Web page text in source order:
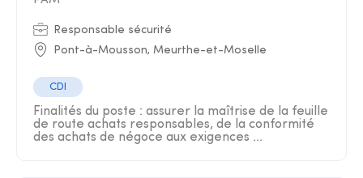
Responsable sécurité
Pont-à-Mousson, Meurthe-et-Moselle
CDI
Finalités du poste : assurer la maîtrise de la feuille
de route achats responsables, de la conformité
des achats de négoce aux exigences ...